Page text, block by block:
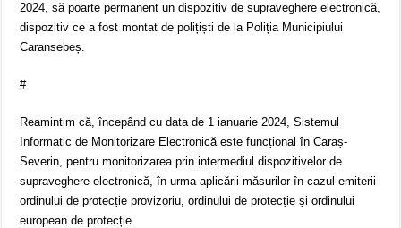
2024, să poarte permanent un dispozitiv de supraveghere electronică,
dispozitiv ce a fost montat de polițiști de la Poliția Municipiului
Caransebeș.
#
Reamintim că, începând cu data de 1 ianuarie 2024, Sistemul
Informatic de Monitorizare Electronică este funcțional în Caraș-
Severin, pentru monitorizarea prin intermediul dispozitivelor de
supraveghere electronică, în urma aplicării măsurilor în cazul emiterii
ordinului de protecție provizoriu, ordinului de protecție și ordinului
european de protecție.